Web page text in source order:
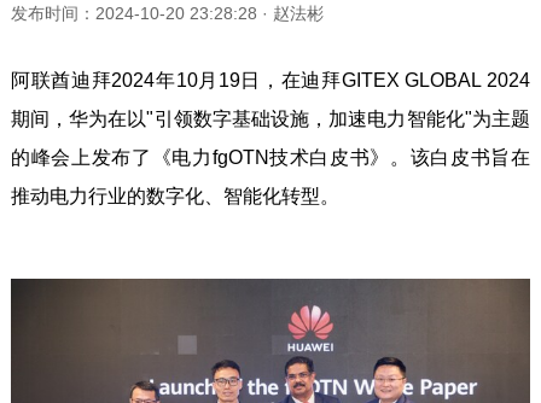
发布时间：2024-10-20 23:28:28 · 赵法彬
阿联酋迪拜2024年10月19日，在迪拜GITEX GLOBAL 2024
期间，华为在以"引领数字基础设施，加速电力智能化"为主题
的峰会上发布了《电力fgOTN技术白皮书》。该白皮书旨在
推动电力行业的数字化、智能化转型。